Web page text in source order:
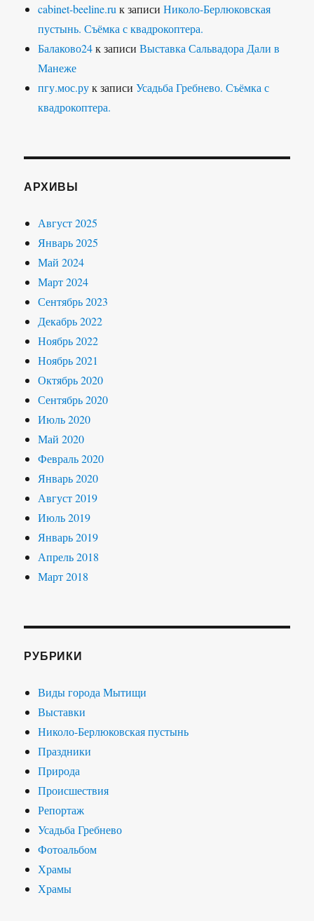
cabinet-beeline.ruк записиНиколо-Берлюковская
пустынь. Съёмка с квадрокоптера.
Балаково24к записиВыставка Сальвадора Дали в
Манеже
пгу.мос.рук записиУсадьба Гребнево. Съёмка с
квадрокоптера.
АРХИВЫ
Август 2025
Январь 2025
Май 2024
Март 2024
Сентябрь 2023
Декабрь 2022
Ноябрь 2022
Ноябрь 2021
Октябрь 2020
Сентябрь 2020
Июль 2020
Май 2020
Февраль 2020
Январь 2020
Август 2019
Июль 2019
Январь 2019
Апрель 2018
Март 2018
РУБРИКИ
Виды города Мытищи
Выставки
Николо-Берлюковская пустынь
Праздники
Природа
Происшествия
Репортаж
Усадьба Гребнево
Фотоальбом
Храмы
Храмы